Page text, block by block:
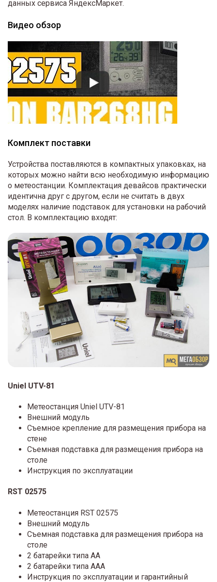
данных сервиса ЯндексМаркет.
Видео обзор
Комплект поставки
Устройства поставляются в компактных упаковках, на
которых можно найти всю необходимую информацию
о метеостанции. Комплектация девайсов практически
идентична друг с другом, если не считать в двух
моделях наличие подставок для установки на рабочий
стол. В комплектацию входят:
Uniel UTV-81
Метеостанция Uniel UTV-81
Внешний модуль
Съемное крепление для размещения прибора на
стене
Съемная подставка для размещения прибора на
столе
Инструкция по эксплуатации
RST 02575
Метеостанция RST 02575
Внешний модуль
Съемная подставка для размещения прибора на
столе
2 батарейки типа АА
2 батарейки типа ААА
Инструкция по эксплуатации и гарантийный